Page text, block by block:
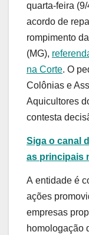
quarta-feira
acordo de
rompimento da
(MG),
na Corte. O
Colônias e
Aquicultores
contesta
Siga o canal
as principais
A entidade é
ações
empresas
homologação